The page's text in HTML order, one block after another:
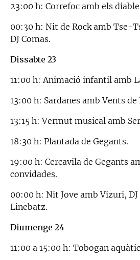
23:00 h: Correfoc amb els
00:30 h: Nit de Rock amb Tse-
DJ Comas.
Dissabte 23
11:00 h: Animació infantil amb
13:00 h: Sardanes amb Vents de
13:15 h: Vermut musical amb
18:30 h: Plantada de Gegants.
19:00 h: Cercavila de Gegants
convidades.
00:00 h: Nit Jove amb Vizuri, DJ
Linebatz.
Diumenge 24
11:00 a 15:00 h: Tobogan